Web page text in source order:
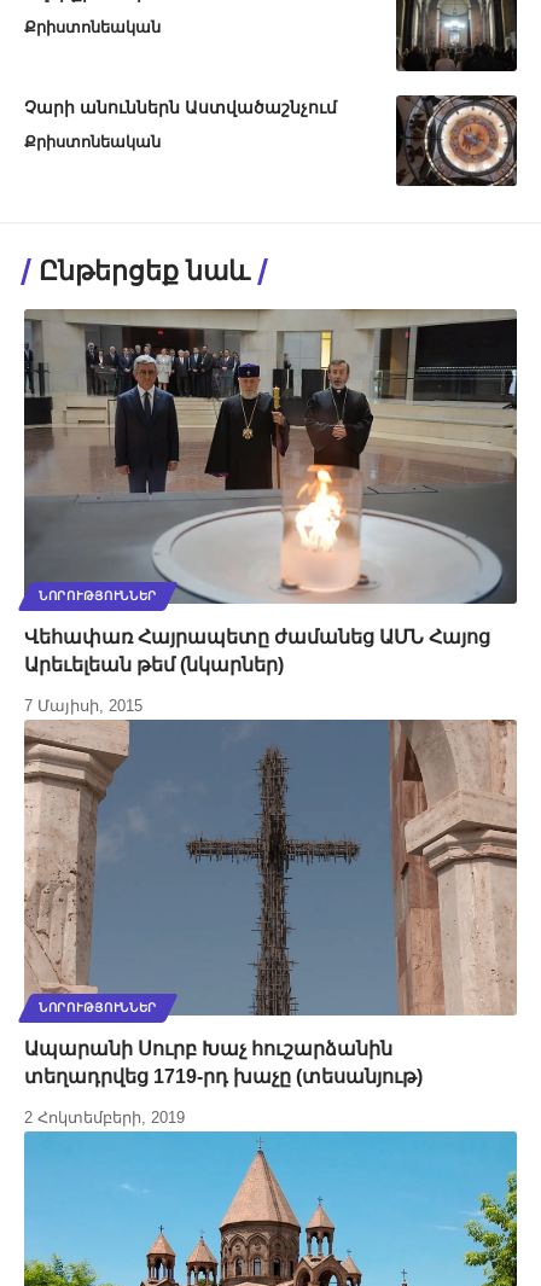
Քրիստոնեական
Չարի անուններն Աստվածաշնչում
Քրիստոնեական
Ընթերցեք նաև
ՆՈՐՈՒԹՅՈՒՆՆԵՐ
Վեհափառ Հայրապետը ժամանեց ԱՄՆ Հայոց
Արեւելեան թեմ (նկարներ)
7 Մայիսի, 2015
ՆՈՐՈՒԹՅՈՒՆՆԵՐ
Ապարանի Սուրբ Խաչ հուշարձանին
տեղադրվեց 1719-րդ խաչը (տեսանյութ)
2 Հոկտեմբերի, 2019